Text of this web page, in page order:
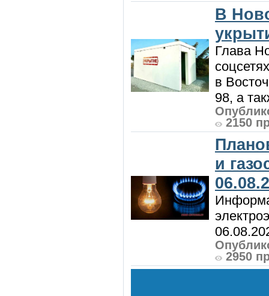
В
Глава
в
98, а
2150
и
2950